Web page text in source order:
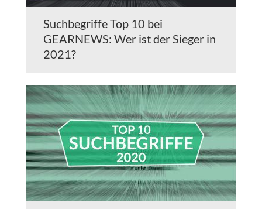
Suchbegriffe Top 10 bei
GEARNEWS: Wer ist der Sieger in
2021?